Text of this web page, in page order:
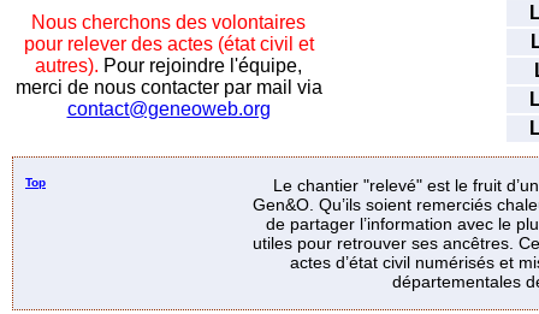
Nous cherchons des volontaires
pour relever des actes (état civil et
autres). Pour rejoindre l'équipe,
merci de nous contacter par mail via
contact@geneoweb.org
Top
Le chantier "relevé" est le fruit
Gen&O. Qu’ils soient remerciés
de partager l’information avec le
utiles pour retrouver ses ancêtres.
actes d’état civil numérisés et
départementales